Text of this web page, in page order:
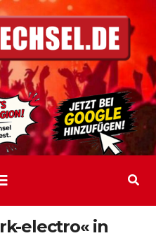
electro« in